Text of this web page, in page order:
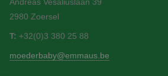
2980 Zoersel
T: +32(0)3 380 25 88
moederbaby@emmaus.be